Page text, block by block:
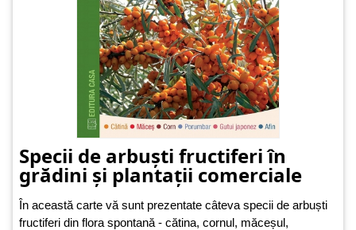
Specii de arbuști fructiferi în
grădini și plantații comerciale
În această carte vă sunt prezentate câteva specii de arbuști
fructiferi din flora spontană - cătina, cornul, măceșul,